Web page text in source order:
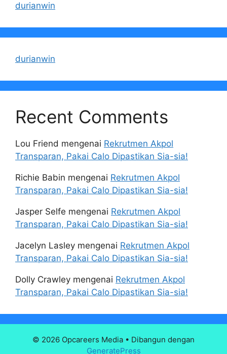
durianwin
durianwin
Recent Comments
Lou Friend mengenai Rekrutmen Akpol
Transparan, Pakai Calo Dipastikan Sia-sia!
Richie Babin mengenai Rekrutmen Akpol
Transparan, Pakai Calo Dipastikan Sia-sia!
Jasper Selfe mengenai Rekrutmen Akpol
Transparan, Pakai Calo Dipastikan Sia-sia!
Jacelyn Lasley mengenai Rekrutmen Akpol
Transparan, Pakai Calo Dipastikan Sia-sia!
Dolly Crawley mengenai Rekrutmen Akpol
Transparan, Pakai Calo Dipastikan Sia-sia!
© 2026 Opcareers Media • Dibangun dengan
GeneratePress